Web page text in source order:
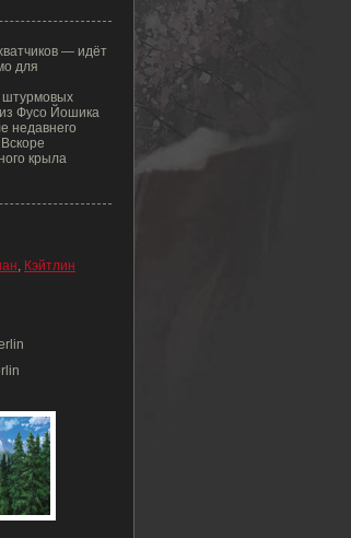
— идёт
для
штурмовых
Фусо Йошика
недавнего
крыла
, Кэйтлин